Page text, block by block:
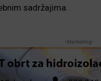
sadržajima.
-Marketing-